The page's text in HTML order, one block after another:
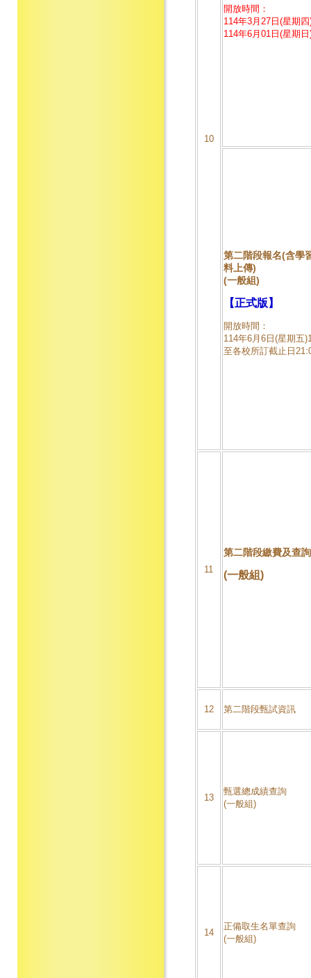
10
開放時間：
114年3月27日(星期
114年6月01日(星期
第二階段報名(含學
料上傳)
(一般組)
【正式版】
開放時間：
114年6月6日(星期五
至各校所訂截止日
11
第二階段繳費及查
(一般組)
12 第二階段甄試資訊
13
甄選總成績查詢
(一般組)
14
正備取生名單查詢
(一般組)